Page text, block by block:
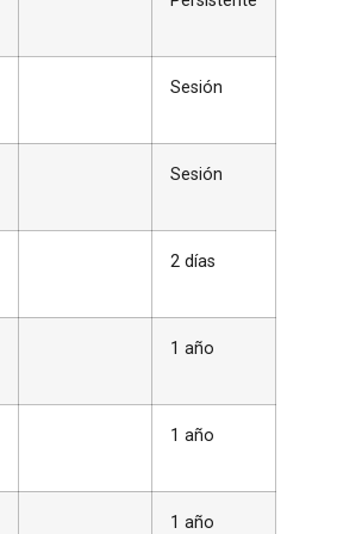
Sesión
Sesión
2 días
1 año
1 año
1 año